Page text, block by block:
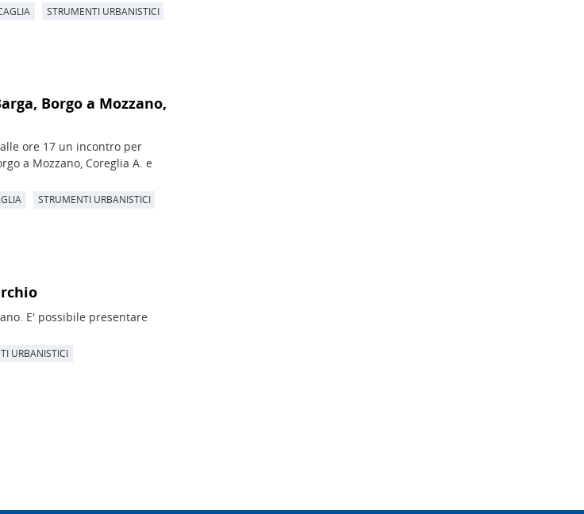
STRUMENTI URBANISTICI
Borgo a Mozzano,
ore 17 un incontro per
a Mozzano, Coreglia A. e
STRUMENTI URBANISTICI
E' possibile presentare
URBANISTICI